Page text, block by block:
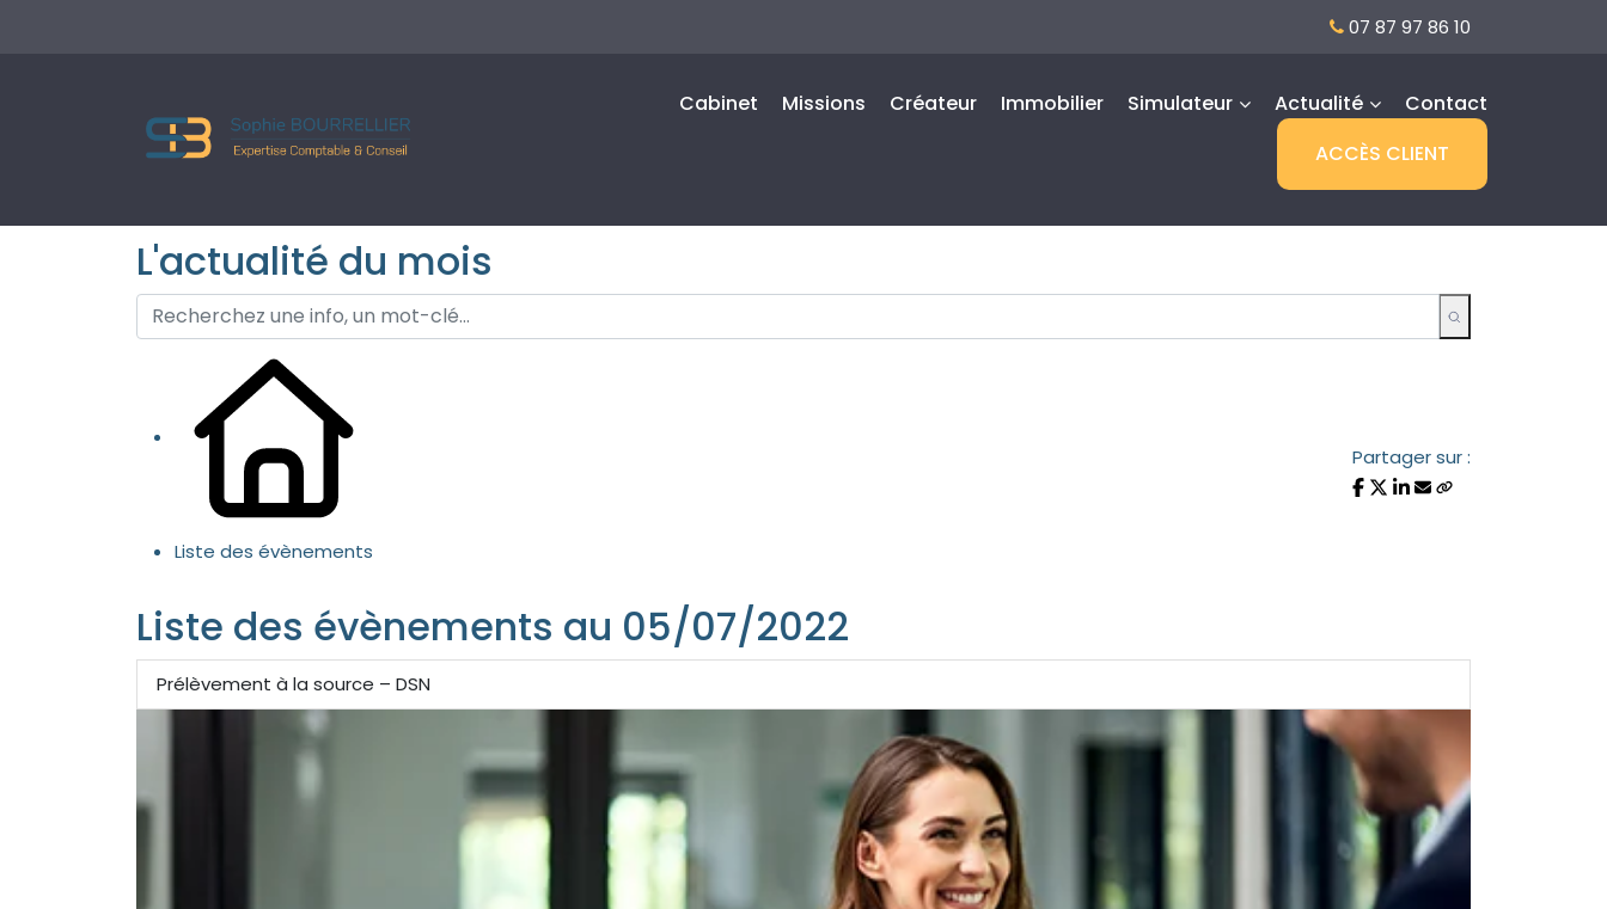
07 87 97 86 10
Cabinet Missions Créateur Immobilier Simulateur Actualité
Contact
ACCÈS CLIENT
L'actualité du mois
Liste des évènements
Partager sur :
Liste des évènements au 05/07/2022
Prélèvement à la source – DSN